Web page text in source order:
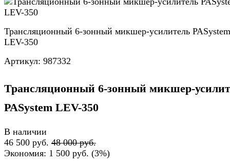
Трансляционный 6-зонный микшер-усилитель PASystem
LEV-350
Артикул: 987332
Трансляционный 6-зонный микшер-
PASystem LEV-350
В наличии
46 500 руб. 48 000 руб.
Экономия: 1 500 руб. (3%)